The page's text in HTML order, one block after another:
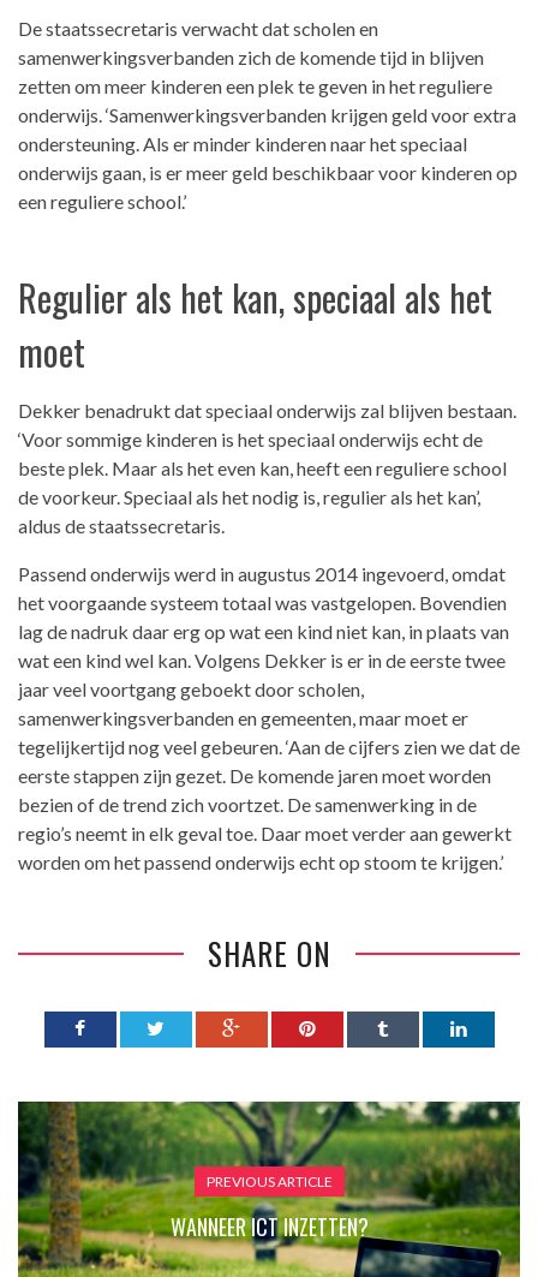
De staatssecretaris verwacht dat scholen en
samenwerkingsverbanden zich de komende tijd in blijven
zetten om meer kinderen een plek te geven in het reguliere
onderwijs. ‘Samenwerkingsverbanden krijgen geld voor extra
ondersteuning. Als er minder kinderen naar het speciaal
onderwijs gaan, is er meer geld beschikbaar voor kinderen op
een reguliere school.’
Regulier als het kan, speciaal als het
moet
Dekker benadrukt dat speciaal onderwijs zal blijven bestaan.
‘Voor sommige kinderen is het speciaal onderwijs echt de
beste plek. Maar als het even kan, heeft een reguliere school
de voorkeur. Speciaal als het nodig is, regulier als het kan’,
aldus de staatssecretaris.
Passend onderwijs werd in augustus 2014 ingevoerd, omdat
het voorgaande systeem totaal was vastgelopen. Bovendien
lag de nadruk daar erg op wat een kind niet kan, in plaats van
wat een kind wel kan. Volgens Dekker is er in de eerste twee
jaar veel voortgang geboekt door scholen,
samenwerkingsverbanden en gemeenten, maar moet er
tegelijkertijd nog veel gebeuren. ‘Aan de cijfers zien we dat de
eerste stappen zijn gezet. De komende jaren moet worden
bezien of de trend zich voortzet. De samenwerking in de
regio’s neemt in elk geval toe. Daar moet verder aan gewerkt
worden om het passend onderwijs echt op stoom te krijgen.’
SHARE ON
PREVIOUS ARTICLE
WANNEER ICT INZETTEN?